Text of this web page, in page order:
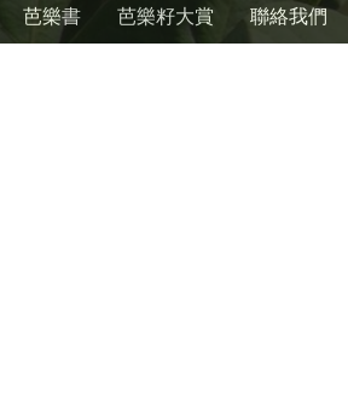
芭樂書 芭樂籽大賞 聯絡我們